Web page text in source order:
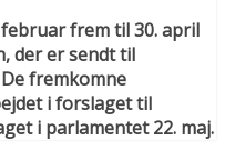
frem til 30. april
der er sendt til
fremkomne
i forslaget til
i parlamentet 22. maj.